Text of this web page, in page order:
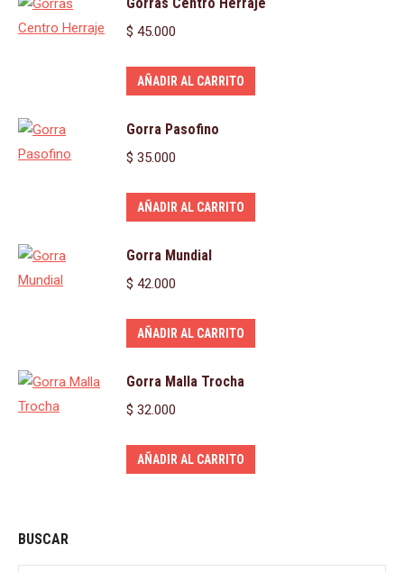
$ 45.000
AÑADIR AL CARRITO
Gorra Pasofino
$ 35.000
AÑADIR AL CARRITO
Gorra Mundial
$ 42.000
AÑADIR AL CARRITO
Gorra Malla Trocha
$ 32.000
AÑADIR AL CARRITO
BUSCAR